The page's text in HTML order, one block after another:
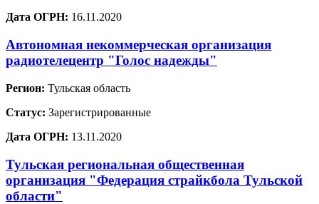
Дата ОГРН: 16.11.2020
Автономная некоммерческая организация
радиотелецентр "Голос надежды"
Регион: Тульская область
Статус: Зарегистрированные
Дата ОГРН: 13.11.2020
Тульская региональная общественная
организация "Федерация страйкбола Тульской
области"